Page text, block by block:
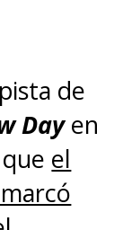
de
Dayen
el
marcó